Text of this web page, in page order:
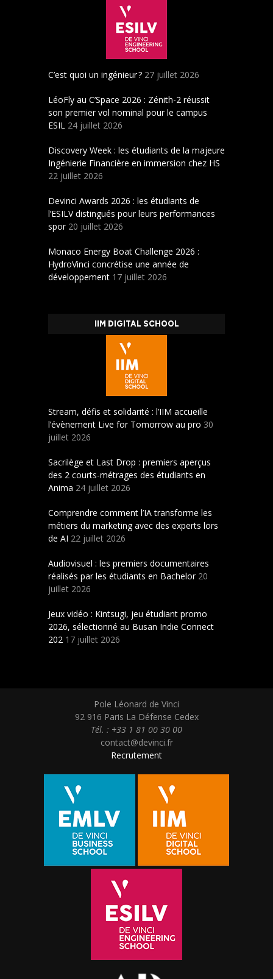
C’est quoi un ingénieur ? 27 juillet 2026
LéoFly au C’Space 2026 : Zénith-2 réussit
son premier vol nominal pour le campus
ESIL 24 juillet 2026
Discovery Week : les étudiants de la majeure
Ingénierie Financière en immersion chez HS
22 juillet 2026
Devinci Awards 2026 : les étudiants de
l’ESILV distingués pour leurs performances
spor 20 juillet 2026
Monaco Energy Boat Challenge 2026 :
HydroVinci concrétise une année de
développement 17 juillet 2026
IIM DIGITAL SCHOOL
Stream, défis et solidarité : l’IIM accueille
l’évènement Live for Tomorrow au pro 30
juillet 2026
Sacrilège et Last Drop : premiers aperçus
des 2 courts-métrages des étudiants en
Anima 24 juillet 2026
Comprendre comment l’IA transforme les
métiers du marketing avec des experts lors
de AI 22 juillet 2026
Audiovisuel : les premiers documentaires
réalisés par les étudiants en Bachelor 20
juillet 2026
Jeux vidéo : Kintsugi, jeu étudiant promo
2026, sélectionné au Busan Indie Connect
202 17 juillet 2026
Pole Léonard de Vinci
92 916 Paris La Défense Cedex
Tél. : +33 1 81 00 30 00
contact@devinci.fr
Recrutement